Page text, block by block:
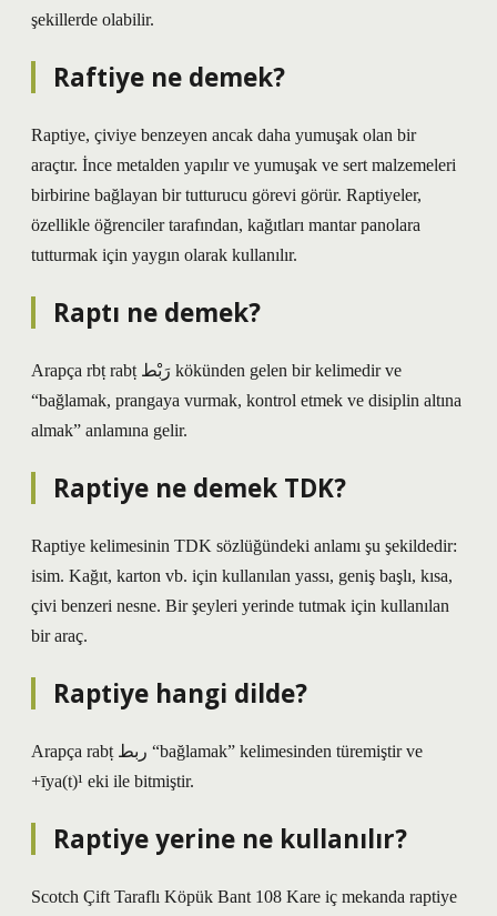
şekillerde olabilir.
Raftiye ne demek?
Raptiye, çiviye benzeyen ancak daha yumuşak olan bir
araçtır. İnce metalden yapılır ve yumuşak ve sert malzemeleri
birbirine bağlayan bir tutturucu görevi görür. Raptiyeler,
özellikle öğrenciler tarafından, kağıtları mantar panolara
tutturmak için yaygın olarak kullanılır.
Raptı ne demek?
Arapça rbṭ rabṭ رَبْط kökünden gelen bir kelimedir ve
“bağlamak, prangaya vurmak, kontrol etmek ve disiplin altına
almak” anlamına gelir.
Raptiye ne demek TDK?
Raptiye kelimesinin TDK sözlüğündeki anlamı şu şekildedir:
isim. Kağıt, karton vb. için kullanılan yassı, geniş başlı, kısa,
çivi benzeri nesne. Bir şeyleri yerinde tutmak için kullanılan
bir araç.
Raptiye hangi dilde?
Arapça rabṭ ربط “bağlamak” kelimesinden türemiştir ve
+īya(t)¹ eki ile bitmiştir.
Raptiye yerine ne kullanılır?
Scotch Çift Taraflı Köpük Bant 108 Kare iç mekanda raptiye